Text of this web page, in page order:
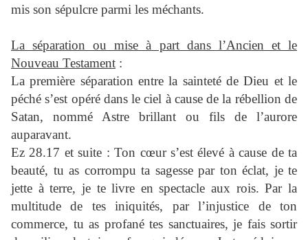
mis son sépulcre parmi les méchants.
La séparation ou mise à part dans l’Ancien et le
Nouveau Testament :
La première séparation entre la sainteté de Dieu et le
péché s’est opéré dans le ciel à cause de la rébellion de
Satan, nommé Astre brillant ou fils de l’aurore
auparavant.
Ez 28.17 et suite : Ton cœur s’est élevé à cause de ta
beauté, tu as corrompu ta sagesse par ton éclat, je te
jette à terre, je te livre en spectacle aux rois. Par la
multitude de tes iniquités, par l’injustice de ton
commerce, tu as profané tes sanctuaires, je fais sortir